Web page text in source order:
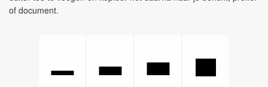
of document.
▂ ▃
▄